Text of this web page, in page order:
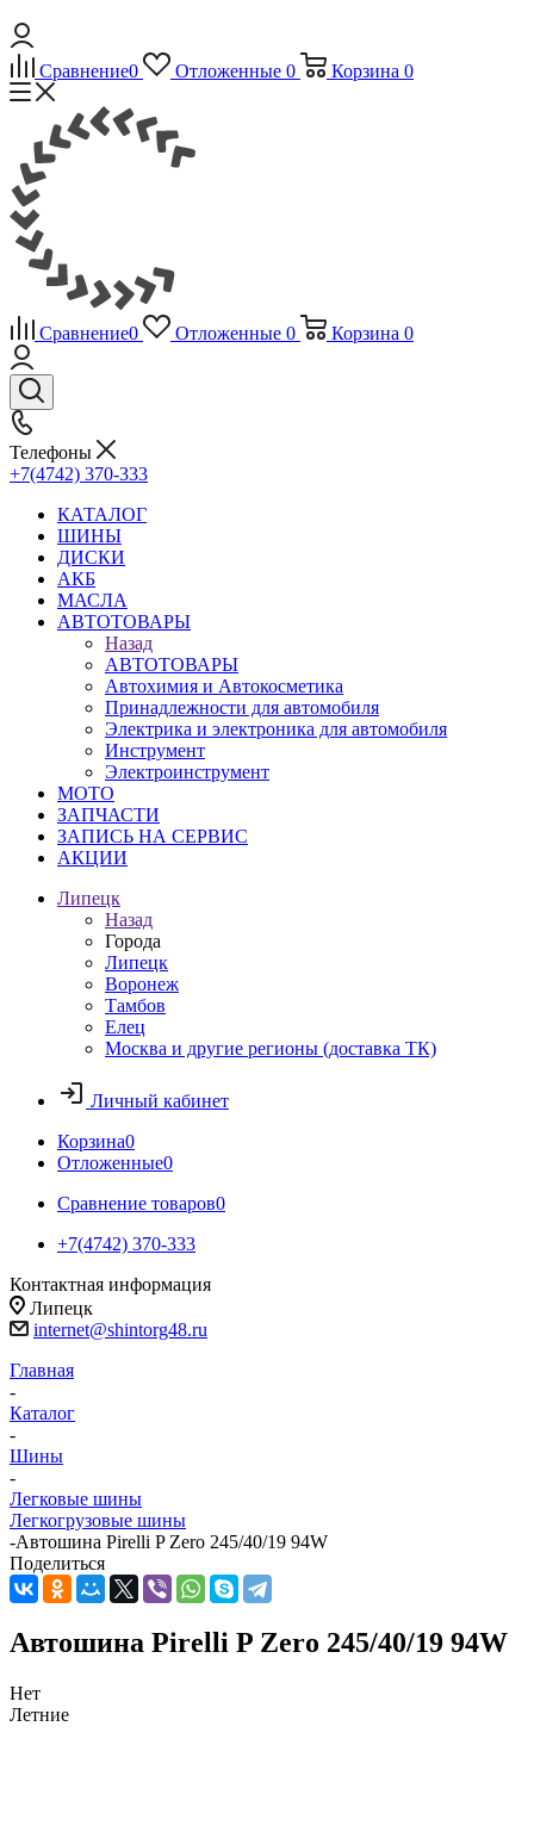
Сравнение0 Отложенные 0 Корзина 0
Сравнение0 Отложенные 0 Корзина 0
Телефоны
+7(4742) 370-333
КАТАЛОГ
ШИНЫ
ДИСКИ
АКБ
МАСЛА
АВТОТОВАРЫ
Назад
АВТОТОВАРЫ
Автохимия и Автокосметика
Принадлежности для автомобиля
Электрика и электроника для автомобиля
Инструмент
Электроинструмент
МОТО
ЗАПЧАСТИ
ЗАПИСЬ НА СЕРВИС
АКЦИИ
Липецк
Назад
Города
Липецк
Воронеж
Тамбов
Елец
Москва и другие регионы (доставка ТК)
Личный кабинет
Корзина0
Отложенные0
Сравнение товаров0
+7(4742) 370-333
Контактная информация
Липецк
internet@shintorg48.ru
Главная
-
Каталог
-
Шины
-
Легковые шины
Легкогрузовые шины
-Автошина Pirelli P Zero 245/40/19 94W
Поделиться
Автошина Pirelli P Zero 245/40/19 94W
Нет
Летние